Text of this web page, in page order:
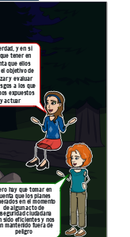
y en si
tener en
que ellos
objetivo de
y evaluar
a los que
expuestos
y actuar
hay que tomar en
que los planes
en el momento
de algun acto de
ciudadana
sido eficientes y nos
mantenido fuera de
peligro